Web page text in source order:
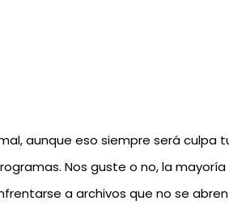
aunque eso siempre será culpa
Nos guste o no, la mayoría
a archivos que no se